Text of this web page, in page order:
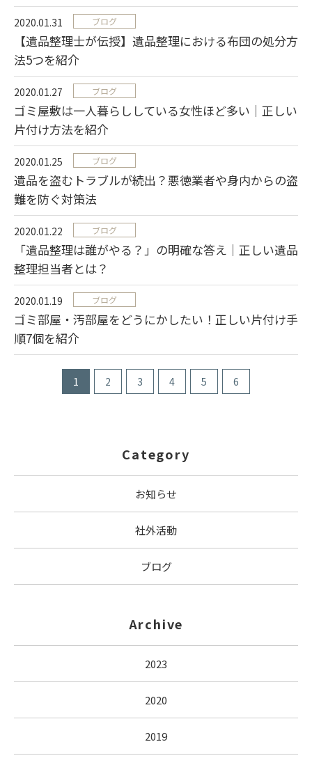
2020.01.31 ブログ
【遺品整理士が伝授】遺品整理における布団の処分方
法5つを紹介
2020.01.27 ブログ
ゴミ屋敷は一人暮らししている女性ほど多い｜正しい
片付け方法を紹介
2020.01.25 ブログ
遺品を盗むトラブルが続出？悪徳業者や身内からの盗
難を防ぐ対策法
2020.01.22 ブログ
「遺品整理は誰がやる？」の明確な答え｜正しい遺品
整理担当者とは？
2020.01.19 ブログ
ゴミ部屋・汚部屋をどうにかしたい！正しい片付け手
順7個を紹介
1 2 3 4 5 6
Category
お知らせ
社外活動
ブログ
Archive
2023
2020
2019